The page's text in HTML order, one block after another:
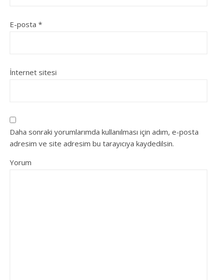
E-posta *
İnternet sitesi
Daha sonraki yorumlarımda kullanılması için adım, e-posta
adresim ve site adresim bu tarayıcıya kaydedilsin.
Yorum